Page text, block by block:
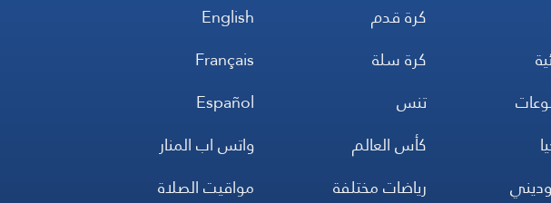
كرة قدم
كرة سلة
تنس
كأس العالم
رياضات مختلفة
English
Français
Español
واتس اب المنار
مواقيت الصلاة